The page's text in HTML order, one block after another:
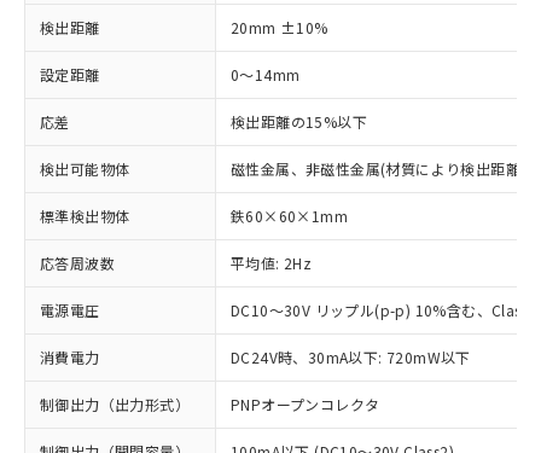
検出距離 20mm ±10%
設定距離 0～14mm
応差 検出距離の15%以下
検出可能物体 磁性金属、非磁性金属(材質により検出距離が
標準検出物体 鉄60×60×1mm
応答周波数 平均値: 2Hz
電源電圧 DC10～30V リップル(p-p) 10%含む、Class2
消費電力 DC24V時、30mA以下: 720mW以下
制御出力（出力形式） PNPオープンコレクタ